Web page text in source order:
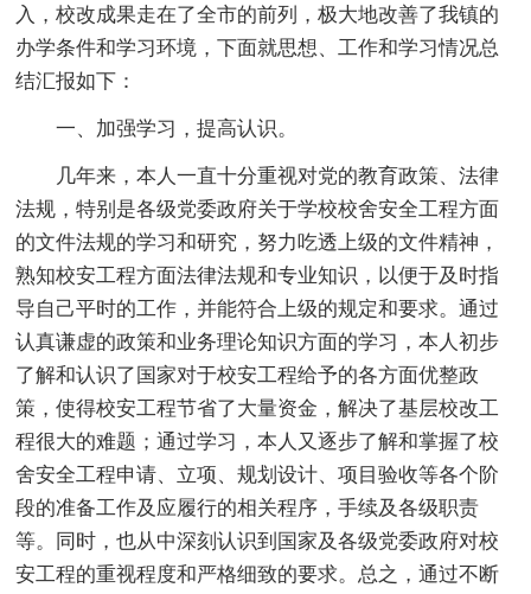
入，校改成果走在了全市的前列，极大地改善了我镇的
办学条件和学习环境，下面就思想、工作和学习情况总
结汇报如下：
一、加强学习，提高认识。
几年来，本人一直十分重视对党的教育政策、法律
法规，特别是各级党委政府关于学校校舍安全工程方面
的文件法规的学习和研究，努力吃透上级的文件精神，
熟知校安工程方面法律法规和专业知识，以便于及时指
导自己平时的工作，并能符合上级的规定和要求。通过
认真谦虚的政策和业务理论知识方面的学习，本人初步
了解和认识了国家对于校安工程给予的各方面优整政
策，使得校安工程节省了大量资金，解决了基层校改工
程很大的难题；通过学习，本人又逐步了解和掌握了校
舍安全工程申请、立项、规划设计、项目验收等各个阶
段的准备工作及应履行的相关程序，手续及各级职责
等。同时，也从中深刻认识到国家及各级党委政府对校
安工程的重视程度和严格细致的要求。总之，通过不断